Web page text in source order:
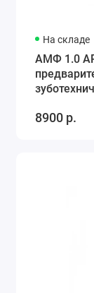
На складе
АМФ 1.0
8900 р.